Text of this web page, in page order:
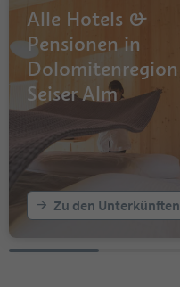
Alle Hotels &
Pensionen in
Dolomitenregion
Seiser Alm
Zu den Unterkünften